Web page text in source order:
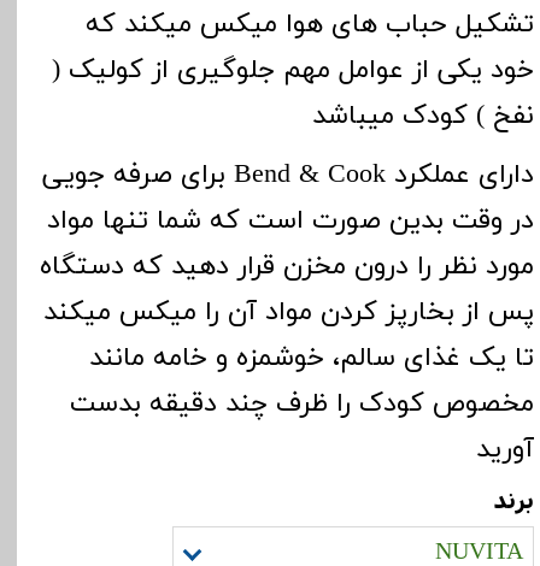
تشکیل حباب های هوا میکس میکند که
خود یکی از عوامل مهم جلوگیری از کولیک (
نفخ ) کودک میباشد
دارای عملکرد Bend & Cook برای صرفه جویی
در وقت بدین صورت است که شما تنها مواد
مورد نظر را درون مخزن قرار دهید که دستگاه
پس از بخارپز کردن مواد آن را میکس میکند
تا یک غذای سالم، خوشمزه و خامه مانند
مخصوص کودک را ظرف چند دقیقه بدست
آورید
برند
NUVITA